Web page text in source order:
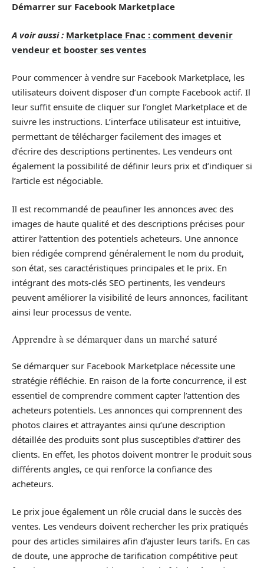
Démarrer sur Facebook Marketplace
A voir aussi : Marketplace Fnac : comment devenir
vendeur et booster ses ventes
Pour commencer à vendre sur Facebook Marketplace, les
utilisateurs doivent disposer d’un compte Facebook actif. Il
leur suffit ensuite de cliquer sur l’onglet Marketplace et de
suivre les instructions. L’interface utilisateur est intuitive,
permettant de télécharger facilement des images et
d’écrire des descriptions pertinentes. Les vendeurs ont
également la possibilité de définir leurs prix et d’indiquer si
l’article est négociable.
Il est recommandé de peaufiner les annonces avec des
images de haute qualité et des descriptions précises pour
attirer l’attention des potentiels acheteurs. Une annonce
bien rédigée comprend généralement le nom du produit,
son état, ses caractéristiques principales et le prix. En
intégrant des mots-clés SEO pertinents, les vendeurs
peuvent améliorer la visibilité de leurs annonces, facilitant
ainsi leur processus de vente.
Apprendre à se démarquer dans un marché saturé
Se démarquer sur Facebook Marketplace nécessite une
stratégie réfléchie. En raison de la forte concurrence, il est
essentiel de comprendre comment capter l’attention des
acheteurs potentiels. Les annonces qui comprennent des
photos claires et attrayantes ainsi qu’une description
détaillée des produits sont plus susceptibles d’attirer des
clients. En effet, les photos doivent montrer le produit sous
différents angles, ce qui renforce la confiance des
acheteurs.
Le prix joue également un rôle crucial dans le succès des
ventes. Les vendeurs doivent rechercher les prix pratiqués
pour des articles similaires afin d’ajuster leurs tarifs. En cas
de doute, une approche de tarification compétitive peut